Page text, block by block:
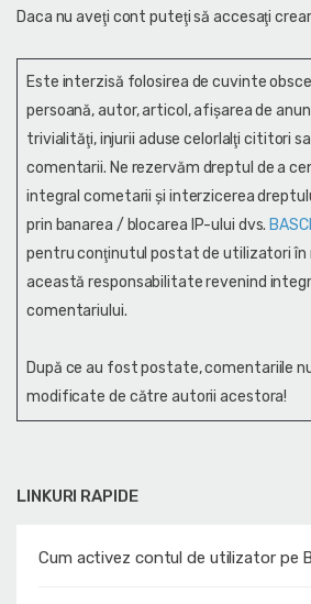
LINKURI RAPIDE
Cum activez contul de utilizator pe
Daca nu aveţi cont puteţi să accesaţi
Este interzisă folosirea de cuvinte
persoană, autor, articol, afişarea de
trivialităţi, injurii aduse celorlalţi cititori
comentarii. Ne rezervăm dreptul de a
integral cometarii și interzicerea
prin banarea / blocarea IP-ului dvs.
pentru conţinutul postat de utilizatori în
această responsabilitate revenind
comentariului.
După ce au fost postate, comentariile
modificate de către autorii acestora!